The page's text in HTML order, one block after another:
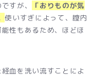
すが、
「おりものが気
使いすぎによって、膣内
性もあるため、ほどほ
血を洗い流すことによ